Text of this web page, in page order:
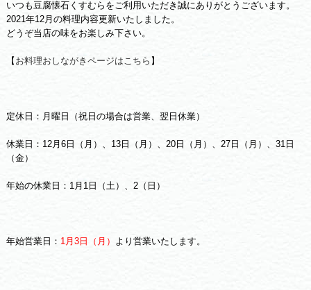
いつも豆腐懐石くすむらをご利用いただき誠にありがとうございます。
2021年12月の料理内容更新いたしました。
どうぞ当店の味をお楽しみ下さい。
【 お料理おしながきページはこちら 】
定休日：月曜日（祝日の場合は営業、翌日休業）
休業日：12月6日（月）、13日（月）、20日（月）、27日（月）、31日
（金）
年始の休業日：1月1日（土）、2（日）
年始営業日： 1月3日（月） より営業いたします。